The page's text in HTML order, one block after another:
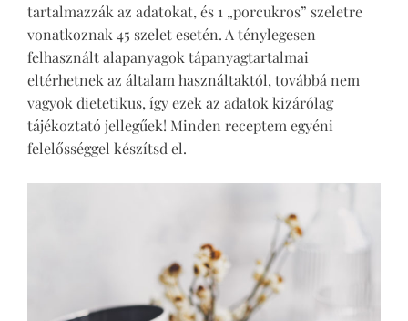
tartalmazzák az adatokat, és 1 „porcukros” szeletre
vonatkoznak 45 szelet esetén. A ténylegesen
felhasznált alapanyagok tápanyagtartalmai
eltérhetnek az általam használtaktól, továbbá nem
vagyok dietetikus, így ezek az adatok kizárólag
tájékoztató jellegűek! Minden receptem egyéni
felelősséggel készítsd el.